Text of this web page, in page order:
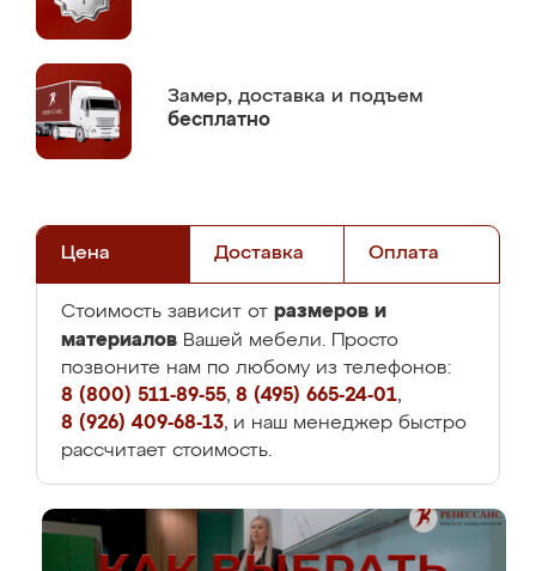
Замер, доставка и подъем
бесплатно
Цена Доставка Оплата
Стоимость зависит от размеров и
материалов Вашей мебели. Просто
позвоните нам по любому из телефонов:
8 (800) 511-89-55, 8 (495) 665-24-01,
8 (926) 409-68-13, и наш менеджер быстро
рассчитает стоимость.